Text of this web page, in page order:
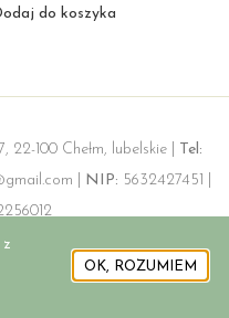
do koszyka
22-100 Chełm, lubelskie |
Tel:
| NIP: 5632427451 |
OK, ROZUMIEM